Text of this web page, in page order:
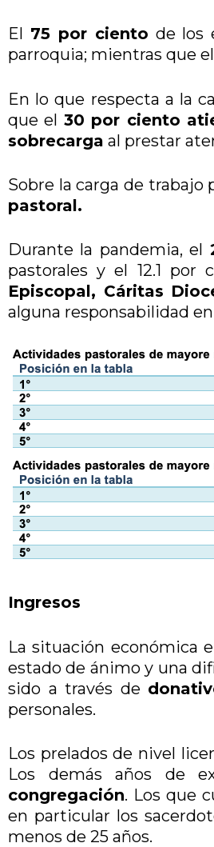
El 75 por ciento de los
parroquia; mientras que el
En lo que respecta a la
que el 30 por ciento
sobrecarga al prestar
Sobre la carga de trabajo
pastoral.
Durante la pandemia, el
pastorales y el 12.1
Episcopal, Cáritas
alguna responsabilidad
Ingresos
La situación económica
estado de ánimo y una
sido a través de
personales.
Los prelados de nivel
Los demás años de
congregación. Los que
en particular los
menos de 25 años.